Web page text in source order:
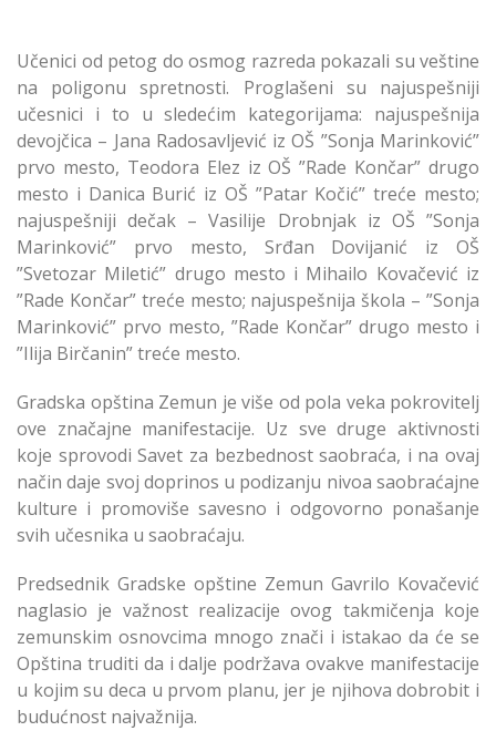
Učenici od petog do osmog razreda pokazali su veštine
na poligonu spretnosti. Proglašeni su najuspešniji
učesnici i to u sledećim kategorijama: najuspešnija
devojčica – Jana Radosavljević iz OŠ ”Sonja Marinković”
prvo mesto, Teodora Elez iz OŠ ”Rade Končar” drugo
mesto i Danica Burić iz OŠ ”Patar Kočić” treće mesto;
najuspešniji dečak – Vasilije Drobnjak iz OŠ ”Sonja
Marinković” prvo mesto, Srđan Dovijanić iz OŠ
”Svetozar Miletić” drugo mesto i Mihailo Kovačević iz
”Rade Končar” treće mesto; najuspešnija škola – ”Sonja
Marinković” prvo mesto, ”Rade Končar” drugo mesto i
”Ilija Birčanin” treće mesto.
Gradska opština Zemun je više od pola veka pokrovitelj
ove značajne manifestacije. Uz sve druge aktivnosti
koje sprovodi Savet za bezbednost saobraća, i na ovaj
način daje svoj doprinos u podizanju nivoa saobraćajne
kulture i promoviše savesno i odgovorno ponašanje
svih učesnika u saobraćaju.
Predsednik Gradske opštine Zemun Gavrilo Kovačević
naglasio je važnost realizacije ovog takmičenja koje
zemunskim osnovcima mnogo znači i istakao da će se
Opština truditi da i dalje podržava ovakve manifestacije
u kojim su deca u prvom planu, jer je njihova dobrobit i
budućnost najvažnija.